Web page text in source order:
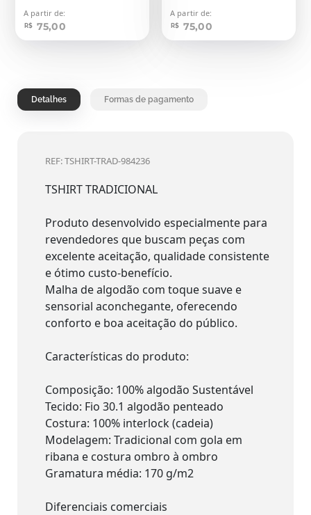
A partir de:
R$ 75,00
A partir de:
R$ 75,00
Detalhes Formas de pagamento
REF: TSHIRT-TRAD-984236
TSHIRT TRADICIONAL
Produto desenvolvido especialmente para
revendedores que buscam peças com
excelente aceitação, qualidade consistente
e ótimo custo-benefício.
Malha de algodão com toque suave e
sensorial aconchegante, oferecendo
conforto e boa aceitação do público.
Características do produto:
Composição: 100% algodão Sustentável
Tecido: Fio 30.1 algodão penteado
Costura: 100% interlock (cadeia)
Modelagem: Tradicional com gola em
ribana e costura ombro à ombro
Gramatura média: 170 g/m2
Diferenciais comerciais